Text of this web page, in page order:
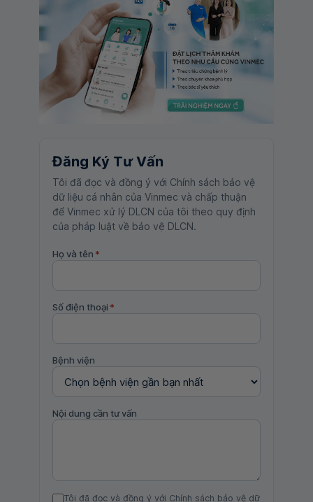
Đăng Ký Tư Vấn
Tôi đã đọc và đồng ý với Chính sách bảo vệ
dữ liệu cá nhân của Vinmec và chấp thuận
để Vinmec xử lý DLCN của tôi theo quy định
của pháp luật về bảo vệ DLCN.
Họ và tên *
Số điện thoại *
Bệnh viện
Nội dung cần tư vấn
Tôi đã đọc và đồng ý với Chính sách bảo vệ dữ